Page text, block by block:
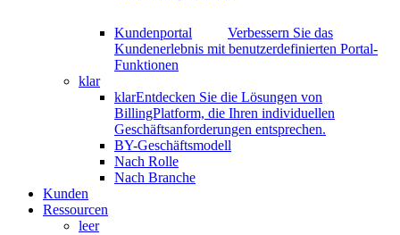
Kundenportal
Verbessern Sie das
Kundenerlebnis mit benutzerdefinierten Portal-
Funktionen
klar
klarEntdecken Sie die Lösungen von
BillingPlatform, die Ihren individuellen
Geschäftsanforderungen entsprechen.
BY-Geschäftsmodell
Nach Rolle
Nach Branche
Kunden
Ressourcen
leer